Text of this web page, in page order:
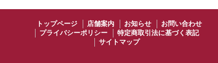
トップページ 店舗案内 お知らせ
お問い合わせ
プライバシーポリシー
特定商取引法に基づく表記
サイトマップ